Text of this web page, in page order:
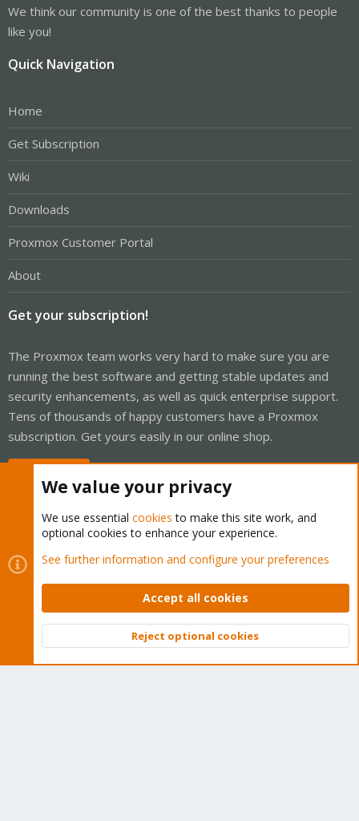
We think our community is one of the best thanks to people
like you!
Quick Navigation
Home
Get Subscription
Wiki
Downloads
Proxmox Customer Portal
About
Get your subscription!
The Proxmox team works very hard to make sure you are
running the best software and getting stable updates and
security enhancements, as well as quick enterprise support.
Tens of thousands of happy customers have a Proxmox
subscription. Get yours easily in our online shop.
Cookies
Proxmox Support Forum - Light Mode
Contact us
Terms and rules Privacy policy Help Home
Community platform by XenForo © 2010-2026 XenForo Ltd.
Top
We value your privacy
We use essential cookies to make this site work, and
optional cookies to enhance your experience.
See further information and configure your preferences
Accept all cookies
Reject optional cookies